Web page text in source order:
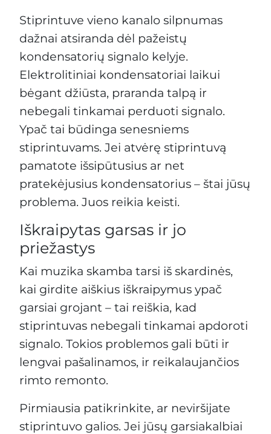
Stiprintuve vieno kanalo silpnumas
dažnai atsiranda dėl pažeistų
kondensatorių signalo kelyje.
Elektrolitiniai kondensatoriai laikui
bėgant džiūsta, praranda talpą ir
nebegali tinkamai perduoti signalo.
Ypač tai būdinga senesniems
stiprintuvams. Jei atvėrę stiprintuvą
pamatote išsipūtusius ar net
pratekėjusius kondensatorius – štai jūsų
problema. Juos reikia keisti.
Iškraipytas garsas ir jo
priežastys
Kai muzika skamba tarsi iš skardinės,
kai girdite aiškius iškraipymus ypač
garsiai grojant – tai reiškia, kad
stiprintuvas nebegali tinkamai apdoroti
signalo. Tokios problemos gali būti ir
lengvai pašalinamos, ir reikalaujančios
rimto remonto.
Pirmiausia patikrinkite, ar neviršijate
stiprintuvo galios. Jei jūsų garsiakalbiai